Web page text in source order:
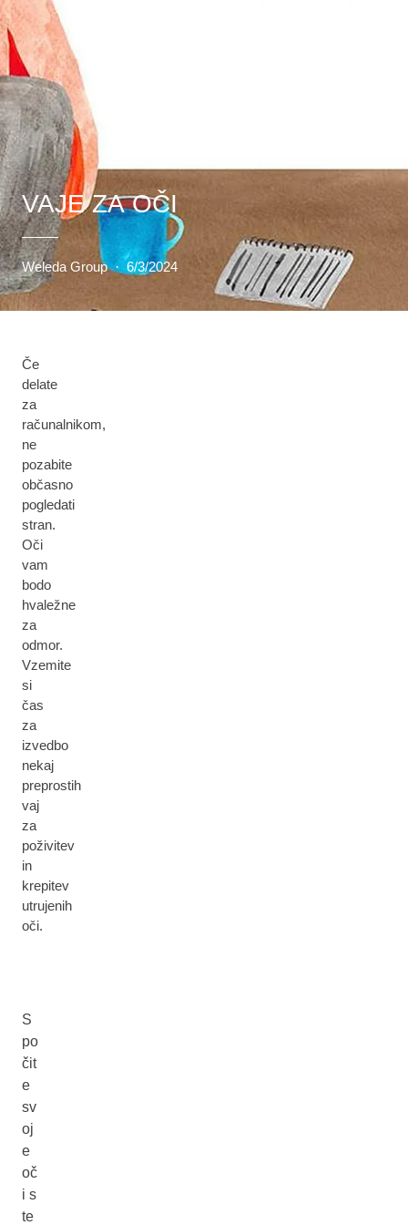
VAJE ZA OČI
Weleda Group · 6/3/2024
Če
delate
za
računalnikom,
ne
pozabite
občasno
pogledati
stran.
Oči
vam
bodo
hvaležne
za
odmor.
Vzemite
si
čas
za
izvedbo
nekaj
preprostih
vaj
za
poživitev
in
krepitev
utrujenih
oči.
S
po
čit
e
sv
oj
e
oč
i s
te